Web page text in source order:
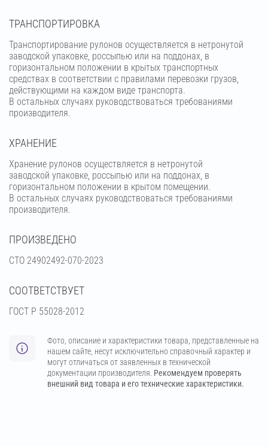
ТРАНСПОРТИРОВКА
Транспортирование рулонов осуществляется в нетронутой
заводской упаковке, россыпью или на поддонах, в
горизонтальном положении в крытых транспортных
средствах в соответствии с правилами перевозки грузов,
действующими на каждом виде транспорта.
В остальных случаях руководствоваться требованиями
производителя.
ХРАНЕНИЕ
Хранение рулонов осуществляется в нетронутой
заводской упаковке, россыпью или на поддонах, в
горизонтальном положении в крытом помещении.
В остальных случаях руководствоваться требованиями
производителя.
ПРОИЗВЕДЕНО
СТО 24902492-070-2023
СООТВЕТСТВУЕТ
ГОСТ Р 55028-2012
Фото, описание и характеристики товара, представленные на
нашем сайте, несут исключительно справочный характер и
могут отличаться от заявленных в технической
документации производителя. Рекомендуем проверять
внешний вид товара и его технические характеристики.